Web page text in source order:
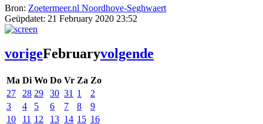
Bron: Zoetermeer.nl Noordhove-Seghwaert
Geüpdatet: 21 February 2020 23:52
vorigeFebruaryvolgende
Ma Di Wo Do Vr Za Zo
27
28 29 30 31 1
2
3
4 5 6 7 8
9
10
11 12 13 14 15 16